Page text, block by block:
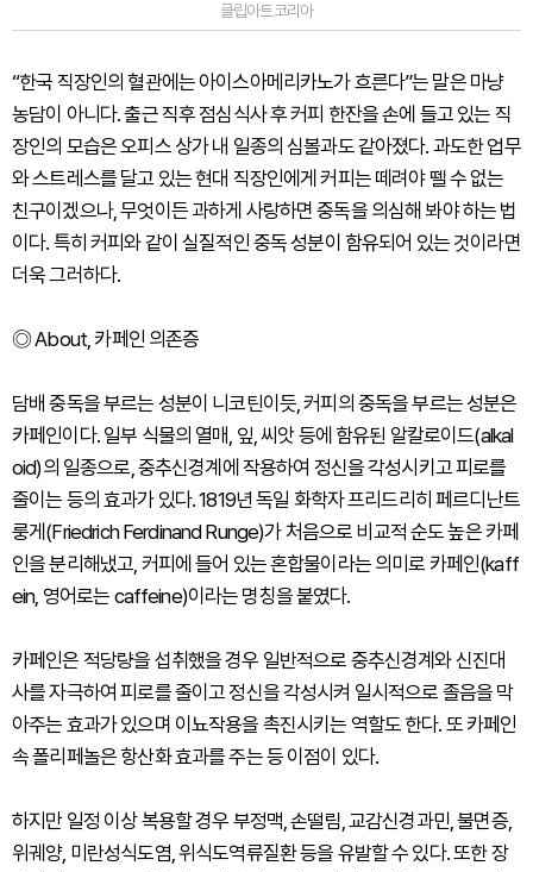
클립아트코리아
“한국 직장인의 혈관에는 아이스아메리카노가 흐른다”는 말은 마냥
농담이 아니다. 출근 직후 점심식사 후 커피 한잔을 손에 들고 있는 직
장인의 모습은 오피스 상가 내 일종의 심볼과도 같아졌다. 과도한 업무
와 스트레스를 달고 있는 현대 직장인에게 커피는 떼려야 뗄 수 없는
친구이겠으나, 무엇이든 과하게 사랑하면 중독을 의심해 봐야 하는 법
이다. 특히 커피와 같이 실질적인 중독 성분이 함유되어 있는 것이라면
더욱 그러하다.
◎ About, 카페인 의존증
담배 중독을 부르는 성분이 니코틴이듯, 커피의 중독을 부르는 성분은
카페인이다. 일부 식물의 열매, 잎, 씨앗 등에 함유된 알칼로이드(alkal
oid)의 일종으로, 중추신경계에 작용하여 정신을 각성시키고 피로를
줄이는 등의 효과가 있다. 1819년 독일 화학자 프리드리히 페르디난트
룽게(Friedrich Ferdinand Runge)가 처음으로 비교적 순도 높은 카페
인을 분리해냈고, 커피에 들어 있는 혼합물이라는 의미로 카페인(kaff
ein, 영어로는 caffeine)이라는 명칭을 붙였다.
카페인은 적당량을 섭취했을 경우 일반적으로 중추신경계와 신진대
사를 자극하여 피로를 줄이고 정신을 각성시켜 일시적으로 졸음을 막
아주는 효과가 있으며 이뇨작용을 촉진시키는 역할도 한다. 또 카페인
속 폴리페놀은 항산화 효과를 주는 등 이점이 있다.
하지만 일정 이상 복용할 경우 부정맥, 손떨림, 교감신경과민, 불면증,
위궤양, 미란성식도염, 위식도역류질환 등을 유발할 수 있다. 또한 장